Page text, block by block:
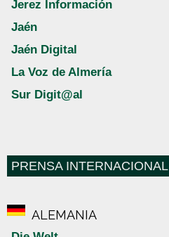
Jerez Información
Jaén
Jaén Digital
La Voz de Almería
Sur Digit@al
PRENSA INTERNACIONAL
ALEMANIA